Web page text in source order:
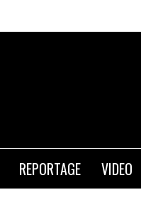
REPORTAGE VIDEO